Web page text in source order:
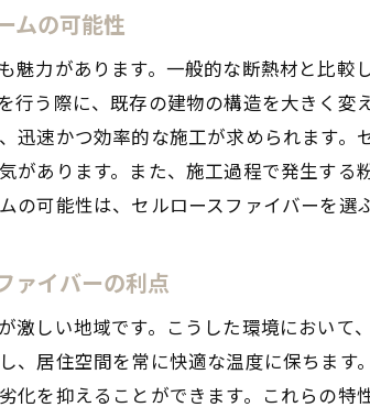
リサイクル紙から生まれた断熱材の特
エコロジー意識を持った家庭への提案
快適な住環境を支える断熱効果
持続可能な資源循環型社会の構築
地域資源を生かした住まい作り
セルロースファイバーによる健康的
高い断熱性能を持つ素材の秘密
防音効果が生活環境にもたらす変化
季節を通じて快適な住まいの実現
音漏れを防ぐ住宅設計のポイント
ムの可能性
魅力があります。一般的な断熱材と比
行う際に、既存の建物の構造を大きく
迅速かつ効率的な施工が求められます
があります。また、施工過程で発生す
可能性は、セルロースファイバーを選
ァイバーの利点
激しい地域です。こうした環境におい
、居住空間を常に快適な温度に保ちま
化を抑えることができます。これらの